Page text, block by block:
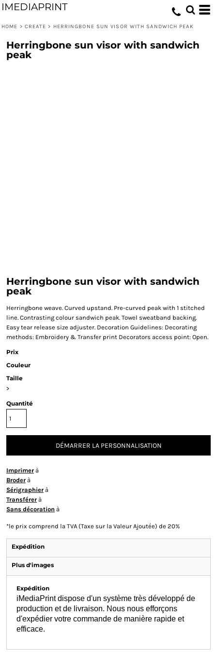
IMEDIAPRINT
HOME > CREATE > HERRINGBONE SUN VISOR WITH SANDWICH PEAK
Herringbone sun visor with sandwich
peak
Herringbone sun visor with sandwich
peak
Herringbone weave. Curved upstand. Pre-curved peak with 1 stitched
line. Contrasting colour sandwich peak. Towel sweatband backing.
Easy tear release size adjuster. Decoration Guidelines: Decorating
methods: Embroidery & Transfer print Decorators access point: Open.
Prix
Couleur
Taille
>
Quantité
DÉMARRER LA PERSONNALISATION
Imprimer à
Broder à
Sérigraphier à
Transférer à
Sans décoration à
*le prix comprend la TVA (Taxe sur la Valeur Ajoutée) de 20%
Expédition
Plus d'images
Expédition
iMediaPrint dispose d'un système très développé de
production et de livraison. Nous nous efforçons
d'expédier votre commande de manière rapide et
efficace.